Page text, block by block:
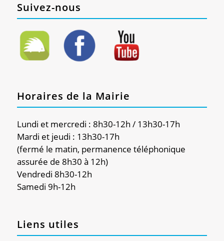
Suivez-nous
Horaires de la Mairie
Lundi et mercredi : 8h30-12h / 13h30-17h
Mardi et jeudi : 13h30-17h
(fermé le matin, permanence téléphonique
assurée de 8h30 à 12h)
Vendredi 8h30-12h
Samedi 9h-12h
Liens utiles